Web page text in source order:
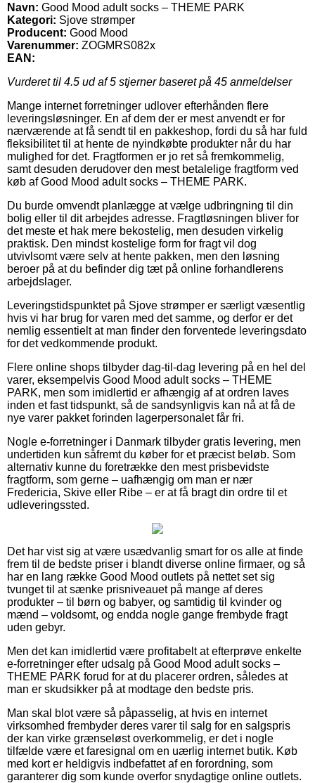
Navn: Good Mood adult socks – THEME PARK
Kategori: Sjove strømper
Producent: Good Mood
Varenummer: ZOGMRS082x
EAN:
Vurderet til 4.5 ud af 5 stjerner baseret på 45 anmeldelser
Mange internet forretninger udlover efterhånden flere
leveringsløsninger. En af dem der er mest anvendt er for
nærværende at få sendt til en pakkeshop, fordi du så har fuld
fleksibilitet til at hente de nyindkøbte produkter når du har
mulighed for det. Fragtformen er jo ret så fremkommelig,
samt desuden derudover den mest betalelige fragtform ved
køb af Good Mood adult socks – THEME PARK.
Du burde omvendt planlægge at vælge udbringning til din
bolig eller til dit arbejdes adresse. Fragtløsningen bliver for
det meste et hak mere bekostelig, men desuden virkelig
praktisk. Den mindst kostelige form for fragt vil dog
utvivlsomt være selv at hente pakken, men den løsning
beroer på at du befinder dig tæt på online forhandlerens
arbejdslager.
Leveringstidspunktet på Sjove strømper er særligt væsentlig
hvis vi har brug for varen med det samme, og derfor er det
nemlig essentielt at man finder den forventede leveringsdato
for det vedkommende produkt.
Flere online shops tilbyder dag-til-dag levering på en hel del
varer, eksempelvis Good Mood adult socks – THEME
PARK, men som imidlertid er afhængig af at ordren laves
inden et fast tidspunkt, så de sandsynligvis kan nå at få de
nye varer pakket forinden lagerpersonalet får fri.
Nogle e-forretninger i Danmark tilbyder gratis levering, men
undertiden kun såfremt du køber for et præcist beløb. Som
alternativ kunne du foretrække den mest prisbevidste
fragtform, som gerne – uafhængig om man er nær
Fredericia, Skive eller Ribe – er at få bragt din ordre til et
udleveringssted.
Det har vist sig at være usædvanlig smart for os alle at finde
frem til de bedste priser i blandt diverse online firmaer, og så
har en lang række Good Mood outlets på nettet set sig
tvunget til at sænke prisniveauet på mange af deres
produkter – til børn og babyer, og samtidig til kvinder og
mænd – voldsomt, og endda nogle gange frembyde fragt
uden gebyr.
Men det kan imidlertid være profitabelt at efterprøve enkelte
e-forretninger efter udsalg på Good Mood adult socks –
THEME PARK forud for at du placerer ordren, således at
man er skudsikker på at modtage den bedste pris.
Man skal blot være så påpasselig, at hvis en internet
virksomhed frembyder deres varer til salg for en salgspris
der kan virke grænseløst overkommelig, er det i nogle
tilfælde være et faresignal om en uærlig internet butik. Køb
med kort er heldigvis indbefattet af en forordning, som
garanterer dig som kunde overfor snydagtige online outlets.